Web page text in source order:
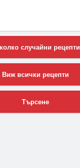
случайни рецепти
Виж всички рецепти
Търсене